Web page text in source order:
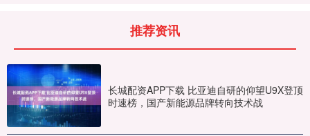
推荐资讯
长城配资APP下载 比亚迪自研的仰望U9X登顶
时速榜，国产新能源品牌转向技术战